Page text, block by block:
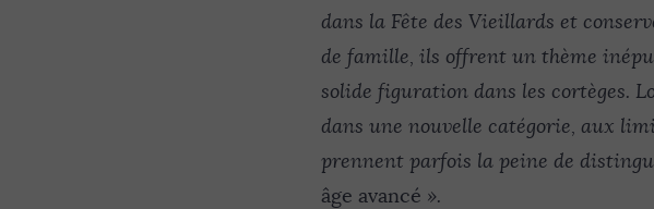
dans la Fête des Vieillards et
de famille, ils offrent un thème
solide figuration dans les cortèges.
dans une nouvelle catégorie, aux
prennent parfois la peine de
âge avancé ».